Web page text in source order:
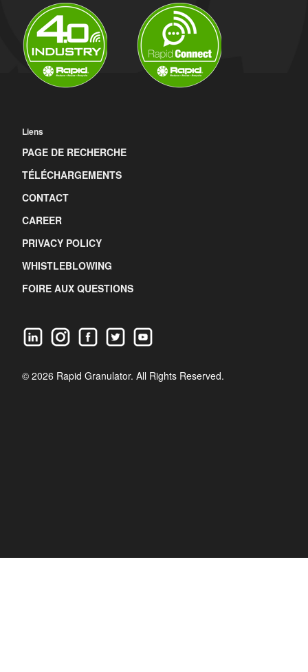
Liens
PAGE DE RECHERCHE
TÉLÉCHARGEMENTS
CONTACT
CAREER
PRIVACY POLICY
WHISTLEBLOWING
FOIRE AUX QUESTIONS
© 2026 Rapid Granulator. All Rights Reserved.